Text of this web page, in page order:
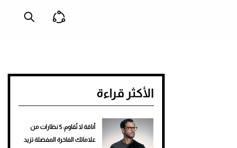
الأكثر قراءة
أناقة لا تُقاوم: 5 نظارات من
علاماتك الفاخرة المفضلة تزيد